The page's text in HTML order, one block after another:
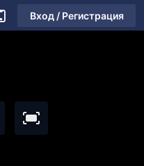
Вход / Регистрация